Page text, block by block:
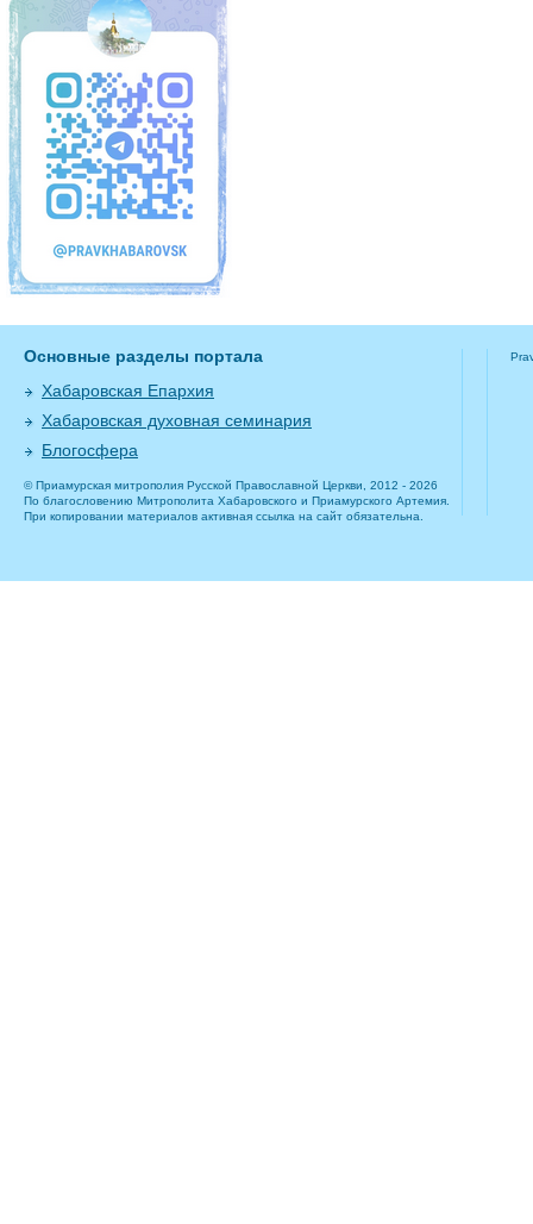
Основные разделы портала
Хабаровская Епархия
Хабаровская духовная семинария
Блогосфера
© Приамурская митрополия Русской Православной Церкви, 2012 - 2026
По благословению Митрополита Хабаровского и Приамурского Артемия.
При копировании материалов активная ссылка на сайт обязательна.